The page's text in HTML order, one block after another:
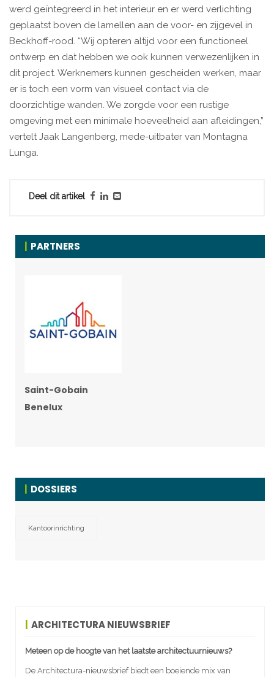
werd geïntegreerd in het interieur en er werd verlichting
geplaatst boven de lamellen aan de voor- en zijgevel in
Beckhoff-rood. “Wij opteren altijd voor een functioneel
ontwerp en dat hebben we ook kunnen verwezenlijken in
dit project. Werknemers kunnen gescheiden werken, maar
er is toch een vorm van visueel contact via de
doorzichtige wanden. We zorgde voor een rustige
omgeving met een minimale hoeveelheid aan afleidingen,”
vertelt Jaak Langenberg, mede-uitbater van Montagna
Lunga.
Deel dit artikel
PARTNERS
Saint-Gobain
Benelux
DOSSIERS
Kantoorinrichting
ARCHITECTURA NIEUWSBRIEF
Meteen op de hoogte van het laatste architectuurnieuws?
De Architectura-nieuwsbrief biedt een boeiende mix van